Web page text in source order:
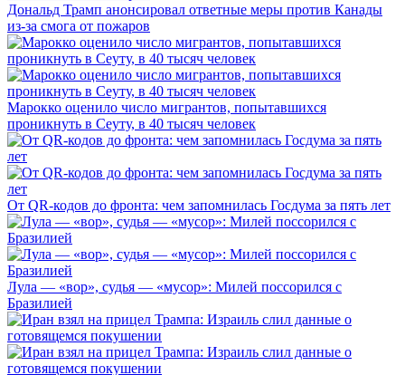
Дональд Трамп анонсировал ответные меры против Канады
из-за смога от пожаров
Марокко оценило число мигрантов, попытавшихся
проникнуть в Сеуту, в 40 тысяч человек
От QR-кодов до фронта: чем запомнилась Госдума за пять лет
Лула — «вор», судья — «мусор»: Милей поссорился с
Бразилией